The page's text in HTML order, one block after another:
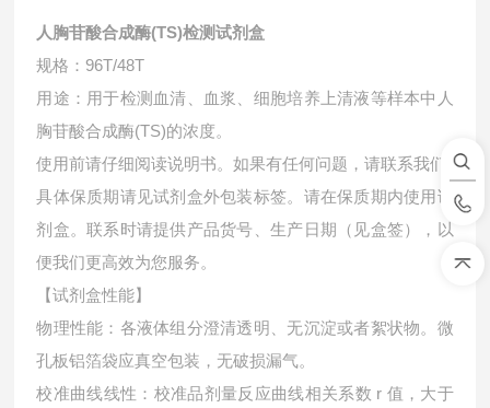
人胸苷酸合成酶(TS)检测试剂盒
规格：96T/48T
用途：用于检测血清、血浆、细胞培养上清液等样本中 人
胸苷酸合成酶(TS)的浓度。
使用前请仔细阅读说明书。如果有任何问题，请联系我们
具体保质期请见试剂盒外包装标签。请在保质期内使用试
剂盒。联系时请提供产品货号、生产日期（见盒签），以
便我们更高效为您服务。
【试剂盒性能】
物理性能：各液体组分澄清透明、无沉淀或者絮状物。微
孔板铝箔袋应真空包装，无破损漏气。
校准曲线线性：校准品剂量反应曲线相关系数 r 值，大于